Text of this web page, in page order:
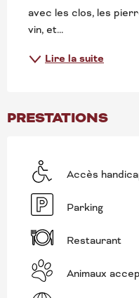
avec les clos, les
vin, et...
Lire la suite
PRESTATIONS
Accès
Parking
Restaurant
Animaux